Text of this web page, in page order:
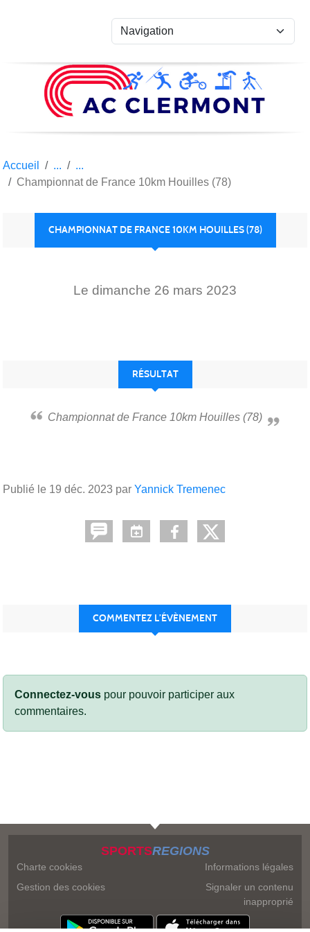
Accueil
Championnat de France 10km Houilles (78)
CHAMPIONNAT DE FRANCE 10KM HOUILLES (78)
Le dimanche 26 mars 2023
RÉSULTAT
Championnat de France 10km Houilles (78)
Publié le 19 déc. 2023 par Yannick Tremenec
COMMENTEZ L’ÉVÈNEMENT
Connectez-vous pour pouvoir participer aux
commentaires.
SPORTSREGIONS
Charte cookies
Gestion des cookies
Informations légales
Signaler un contenu
inapproprié